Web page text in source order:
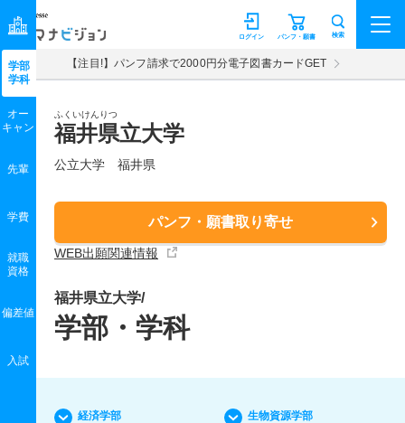
マナビジョン パンフ・願書
ログイン 検索
【注目!】パンフ請求で2000円分電子図書カードGET
ふくいけんりつ
福井県立大学
公立大学 福井県
パンフ・願書取り寄せ
WEB出願関連情報
学部
学科
オー
キャン
先輩
学費
就職
資格
偏差値
入試
福井県立大学/
学部・学科
経済学部 生物資源学部